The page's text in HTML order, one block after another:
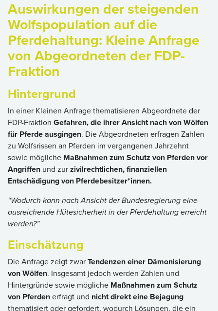
Auswirkungen der steigenden
Wolfspopulation auf die
Pferdehaltung: Kleine Anfrage
von Abgeordneten der FDP-
Fraktion
Hintergrund
In einer Kleinen Anfrage thematisieren Abgeordnete der
FDP-Fraktion Gefahren, die ihrer Ansicht nach von Wölfen
für Pferde ausgingen. Die Abgeordneten erfragen Zahlen
zu Wolfsrissen an Pferden im vergangenen Jahrzehnt
sowie mögliche Maßnahmen zum Schutz von Pferden vor
Angriffen und zurzivilrechtlichen, finanziellen
Entschädigung von Pferdebesitzer*innen.
“Wodurch kann nach Ansicht der Bundesregierung eine
ausreichende Hütesicherheit in der Pferdehaltung erreicht
werden?”
Einschätzung
Die Anfrage zeigt zwarTendenzen einer Dämonisierung
von Wölfen. Insgesamt jedoch werden Zahlen und
Hintergründe sowie mögliche Maßnahmen zum Schutz
von Pferdenerfragt und nicht direkt eine Bejagung
thematisiert oder gefordert, wodurch Lösungen, die ein